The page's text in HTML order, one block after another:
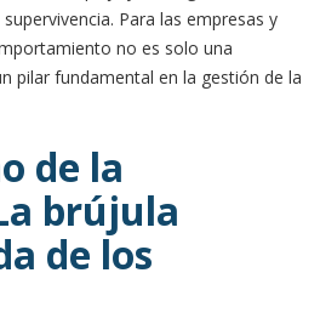
Para las empresas y
no es solo una
pilar fundamental en la gestión de la
de la
brújula
de los